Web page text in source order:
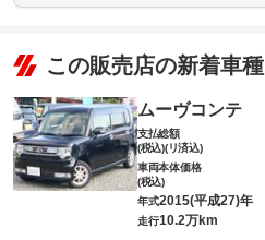
この販売店の新着車種
ムーヴコンテ
支払総額
(税込)(リ済込)
車両本体価格
(税込)
年式2015(平成27)年
走行10.2万km